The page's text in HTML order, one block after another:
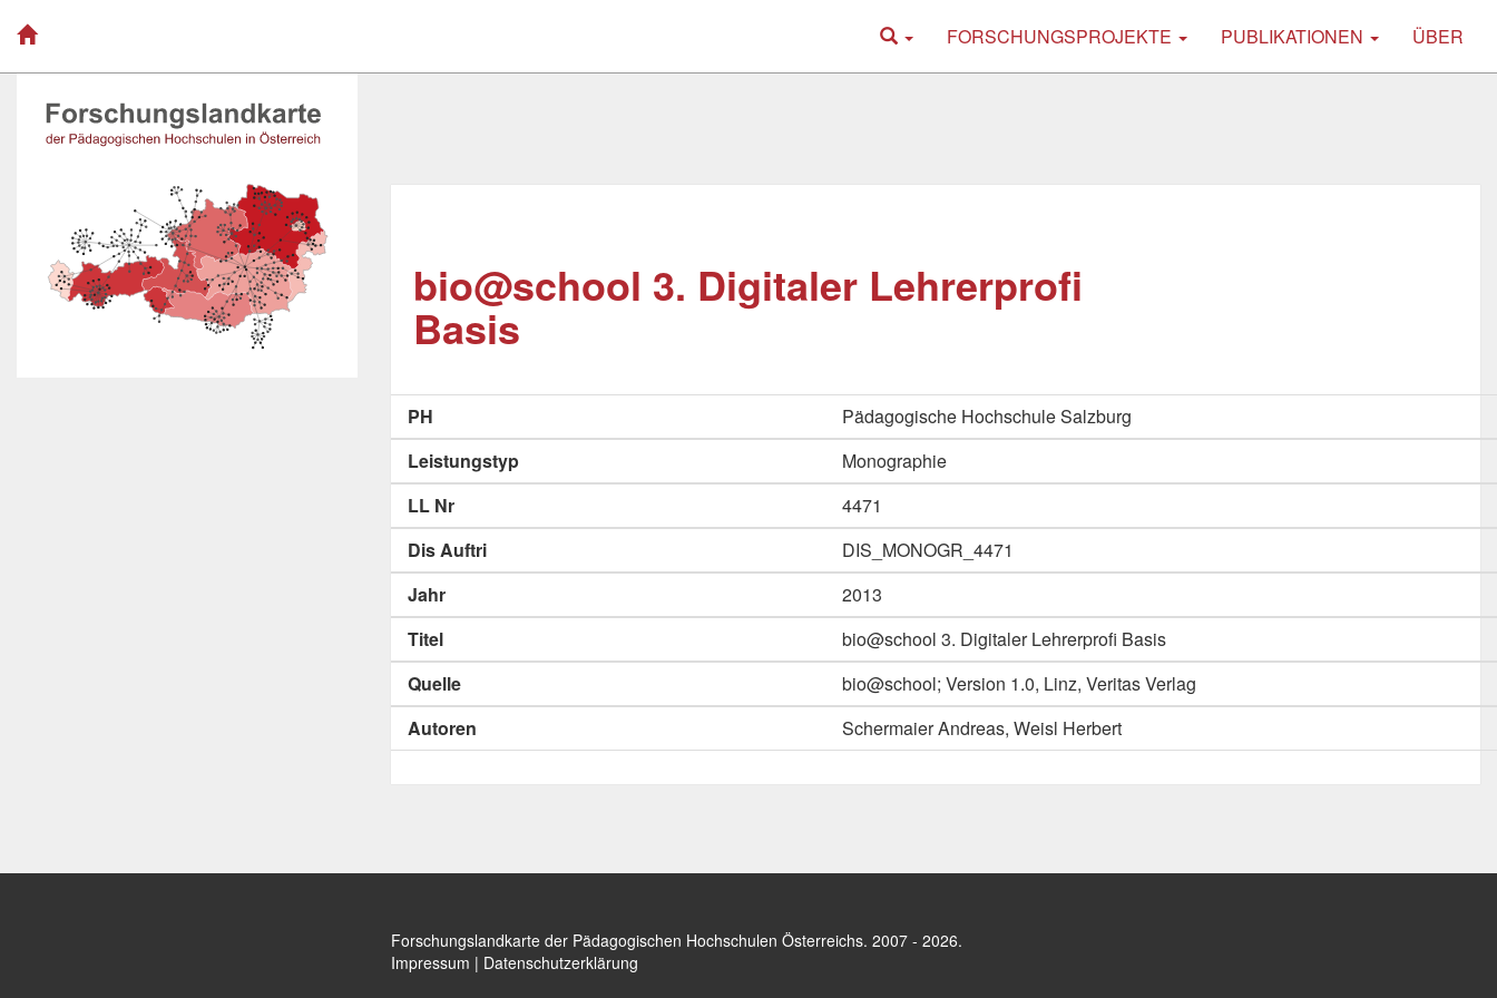
FORSCHUNGSPROJEKTE PUBLIKATIONEN ÜBER
bio@school 3. Digitaler Lehrerprofi
Basis
PH
Pädagogische Hochschule Salzburg
Leistungstyp
Monographie
LL Nr
4471
Dis Auftri
DIS_MONOGR_4471
Jahr
2013
Titel
bio@school 3. Digitaler Lehrerprofi Basis
Quelle
bio@school; Version 1.0, Linz, Veritas Verlag
Autoren
Schermaier Andreas, Weisl Herbert
Forschungslandkarte der Pädagogischen Hochschulen Österreichs. 2007 - 2026.
Impressum | Datenschutzerklärung